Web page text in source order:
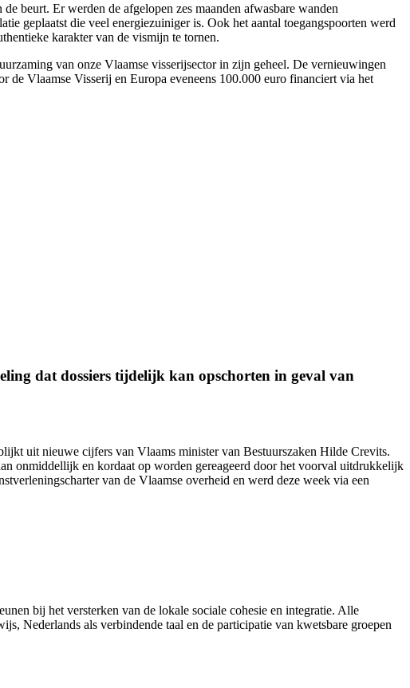
beurt. Er werden de afgelopen zes maanden afwasbare wanden
geplaatst die veel energiezuiniger is. Ook het aantal toegangspoorten werd
karakter van de vismijn te tornen.
van onze Vlaamse visserijsector in zijn geheel. De vernieuwingen
Vlaamse Visserij en Europa eveneens 100.000 euro financiert via het
dat dossiers tijdelijk kan opschorten in geval van
uit nieuwe cijfers van Vlaams minister van Bestuurszaken Hilde Crevits.
onmiddellijk en kordaat op worden gereageerd door het voorval uitdrukkelijk
van de Vlaamse overheid en werd deze week via een
bij het versterken van de lokale sociale cohesie en integratie. Alle
Nederlands als verbindende taal en de participatie van kwetsbare groepen